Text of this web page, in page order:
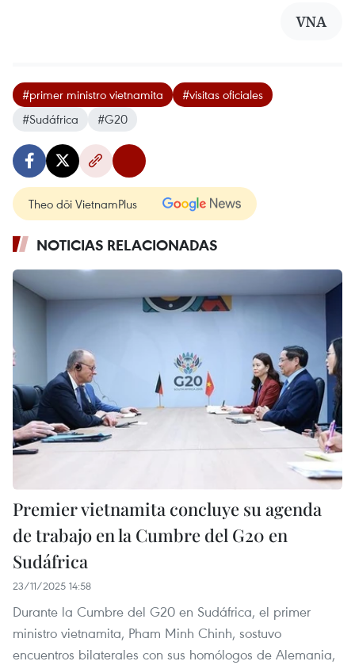
VNA
#primer ministro vietnamita
#visitas oficiales
#Sudáfrica
#G20
Theo dõi VietnamPlus
NOTICIAS RELACIONADAS
Premier vietnamita concluye su agenda
de trabajo en la Cumbre del G20 en
Sudáfrica
23/11/2025 14:58
Durante la Cumbre del G20 en Sudáfrica, el primer
ministro vietnamita, Pham Minh Chinh, sostuvo
encuentros bilaterales con sus homólogos de Alemania,